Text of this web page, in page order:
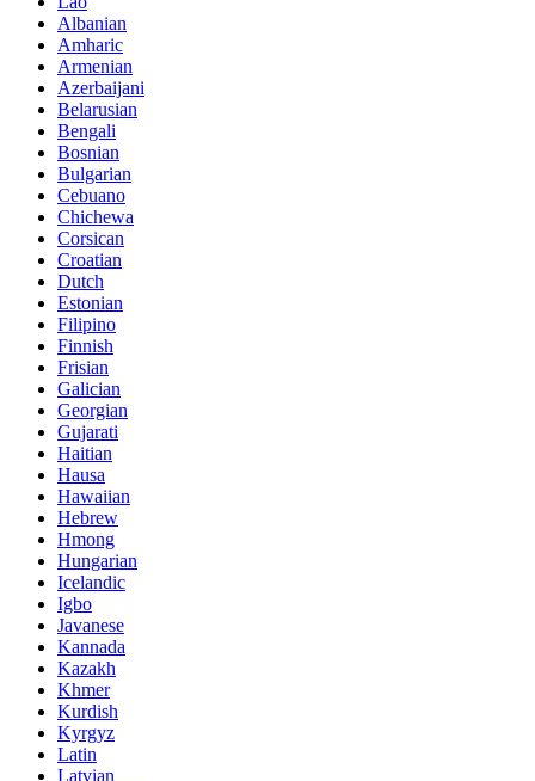
Albanian
Amharic
Armenian
Azerbaijani
Belarusian
Bengali
Bosnian
Bulgarian
Cebuano
Chichewa
Corsican
Croatian
Dutch
Estonian
Filipino
Finnish
Frisian
Galician
Georgian
Gujarati
Haitian
Hausa
Hawaiian
Hebrew
Hmong
Hungarian
Icelandic
Igbo
Javanese
Kannada
Kazakh
Khmer
Kurdish
Kyrgyz
Latin
Latvian